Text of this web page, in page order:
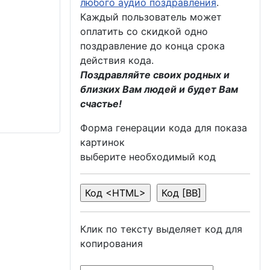
Каждый пользователь может
оплатить со скидкой одно
поздравление до конца срока
действия кода.
Поздравляйте своих родных и
близких Вам людей и будет Вам
счастье!
Форма генерации кода для показа
картинок
выберите необходимый код
Клик по тексту выделяет код для
копирования